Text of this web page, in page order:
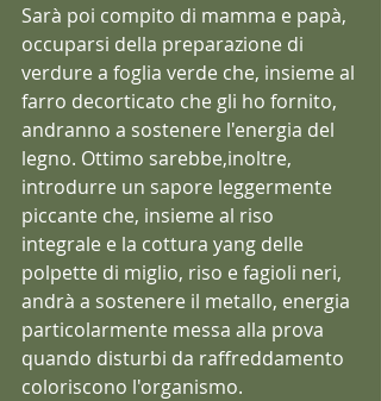
Sarà poi compito di mamma e papà,
occuparsi della preparazione di
verdure a foglia verde che, insieme al
farro decorticato che gli ho fornito,
andranno a sostenere l'energia del
legno. Ottimo sarebbe,inoltre,
introdurre un sapore leggermente
piccante che, insieme al riso
integrale e la cottura yang delle
polpette di miglio, riso e fagioli neri,
andrà a sostenere il metallo, energia
particolarmente messa alla prova
quando disturbi da raffreddamento
coloriscono l'organismo.